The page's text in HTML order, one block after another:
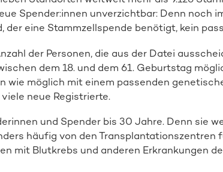
Spender:innen unverzichtbar: Denn noch
der eine Stammzellspende benötigt, kein
der Personen, die aus der Datei
dem 18. und dem 61. Geburtstag
wie möglich mit einem passenden
neue Registrierte.
und Spender bis 30 Jahre. Denn sie
häufig von den Transplantationszentren
mit Blutkrebs und anderen Erkrankungen